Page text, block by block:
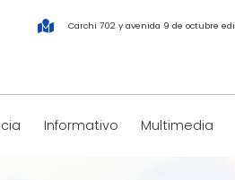
Carchi 702 y avenida 9 de octubre
Informativo Multimedia